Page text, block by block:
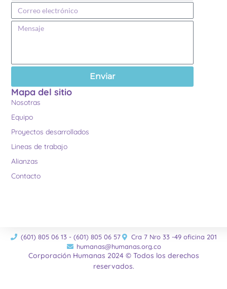
Enviar
Mapa del sitio
Nosotras
Equipo
Proyectos desarrollados
Lineas de trabajo
Alianzas
Contacto
(601) 805 06 13 - (601) 805 06 57
Cra 7 Nro 33 -49 oficina 201
humanas@humanas.org.co
Corporación Humanas 2024 © Todos los derechos
reservados.